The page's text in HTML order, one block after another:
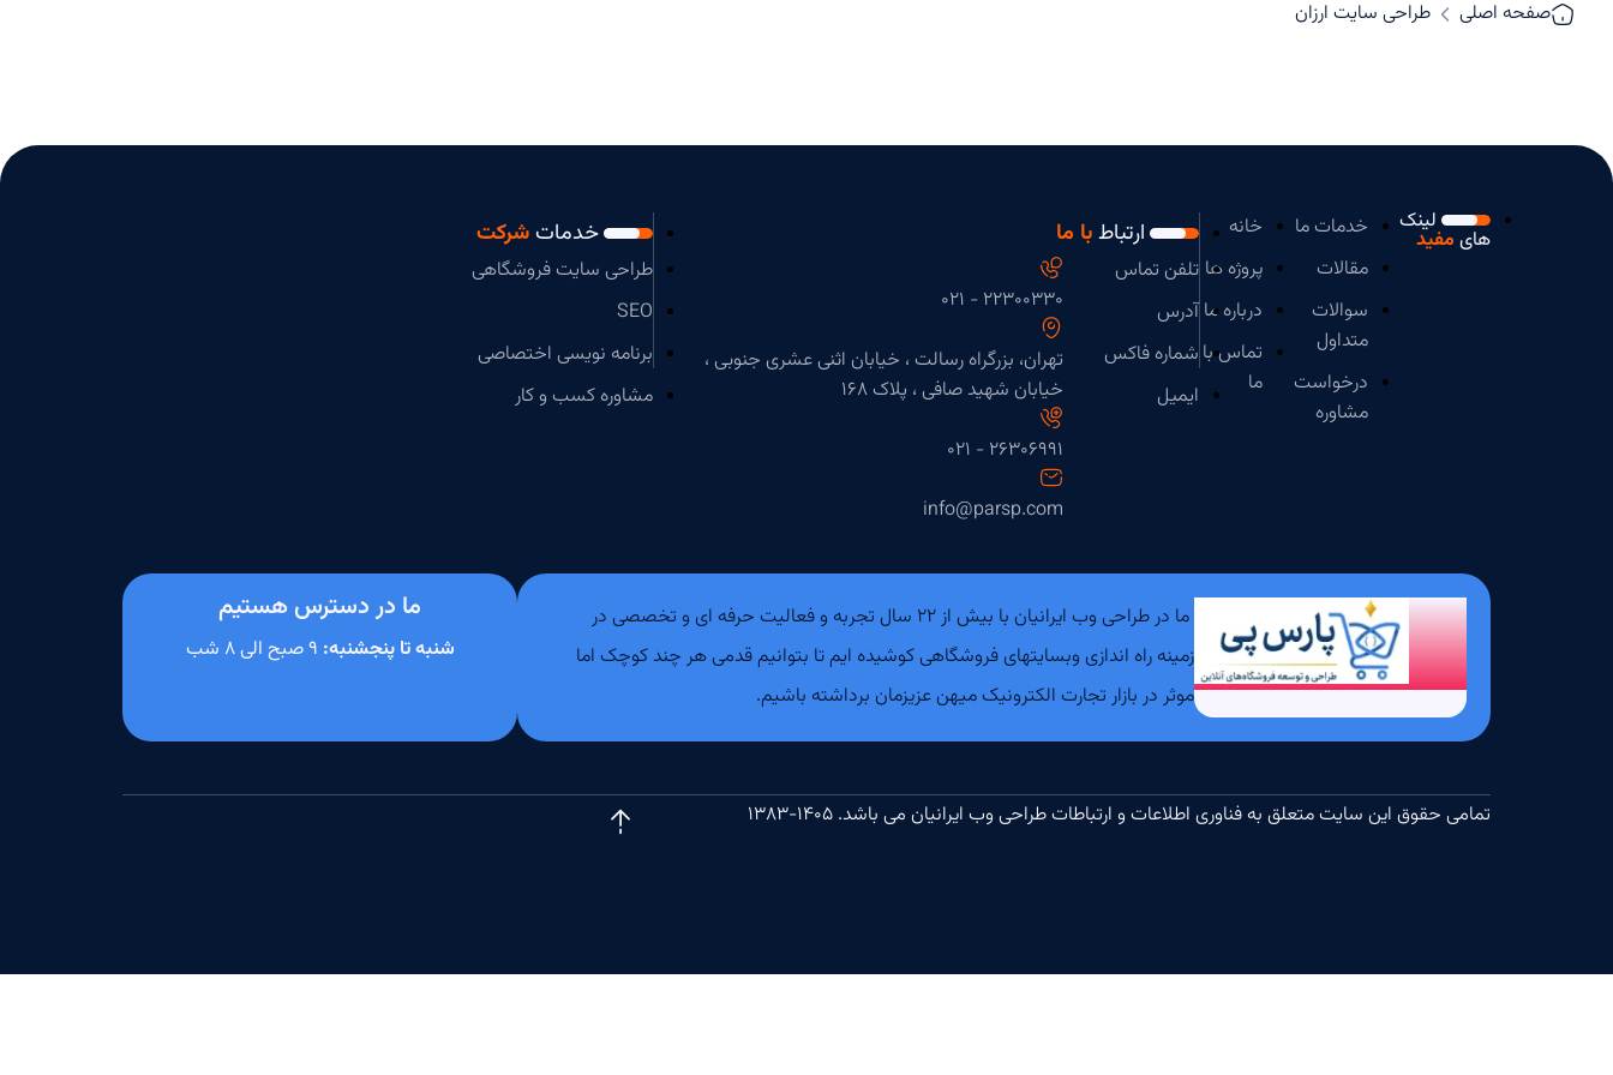
صفحه اصلی طراحی سایت ارزان
لینک
های مفید
خدمات ما
مقالات
سوالات
متداول
درخواست
مشاوره
خانه
پروژه ها
درباره ما
تماس با
ما
ارتباطبا ما
تلفن تماس
آدرس
شماره فاکس
ایمیل
۲۲۳۰۰۳۳۰ - 021
تهران، بزرگراه رسالت ، خیابان اثنی عشری جنوبی ،
خیابان شهید صافی ، پلاک 168
۲۶۳۰۶۹۹۱ - ۰۲۱
info@parsp.com
خدمات شرکت
طراحی سایت فروشگاهی
SEO
برنامه نویسی اختصاصی
مشاوره کسب و کار
ما در طراحی وب ایرانیان با بیش از ۲۲ سال تجربه و فعالیت حرفه ای و تخصصی در
زمینه راه اندازی وبسایتهای فروشگاهی کوشیده ایم تا بتوانیم قدمی هر چند کوچک اما
موثر در بازار تجارت الکترونیک میهن عزیزمان برداشته باشیم.
ما در دسترس هستیم
شنبه تا پنجشنبه:
تمامی حقوق این سایت متعلق به فناوری اطلاعات و ارتباطات طراحی وب ایرانیان می باشد. ۱۴۰۵-۱۳۸۳